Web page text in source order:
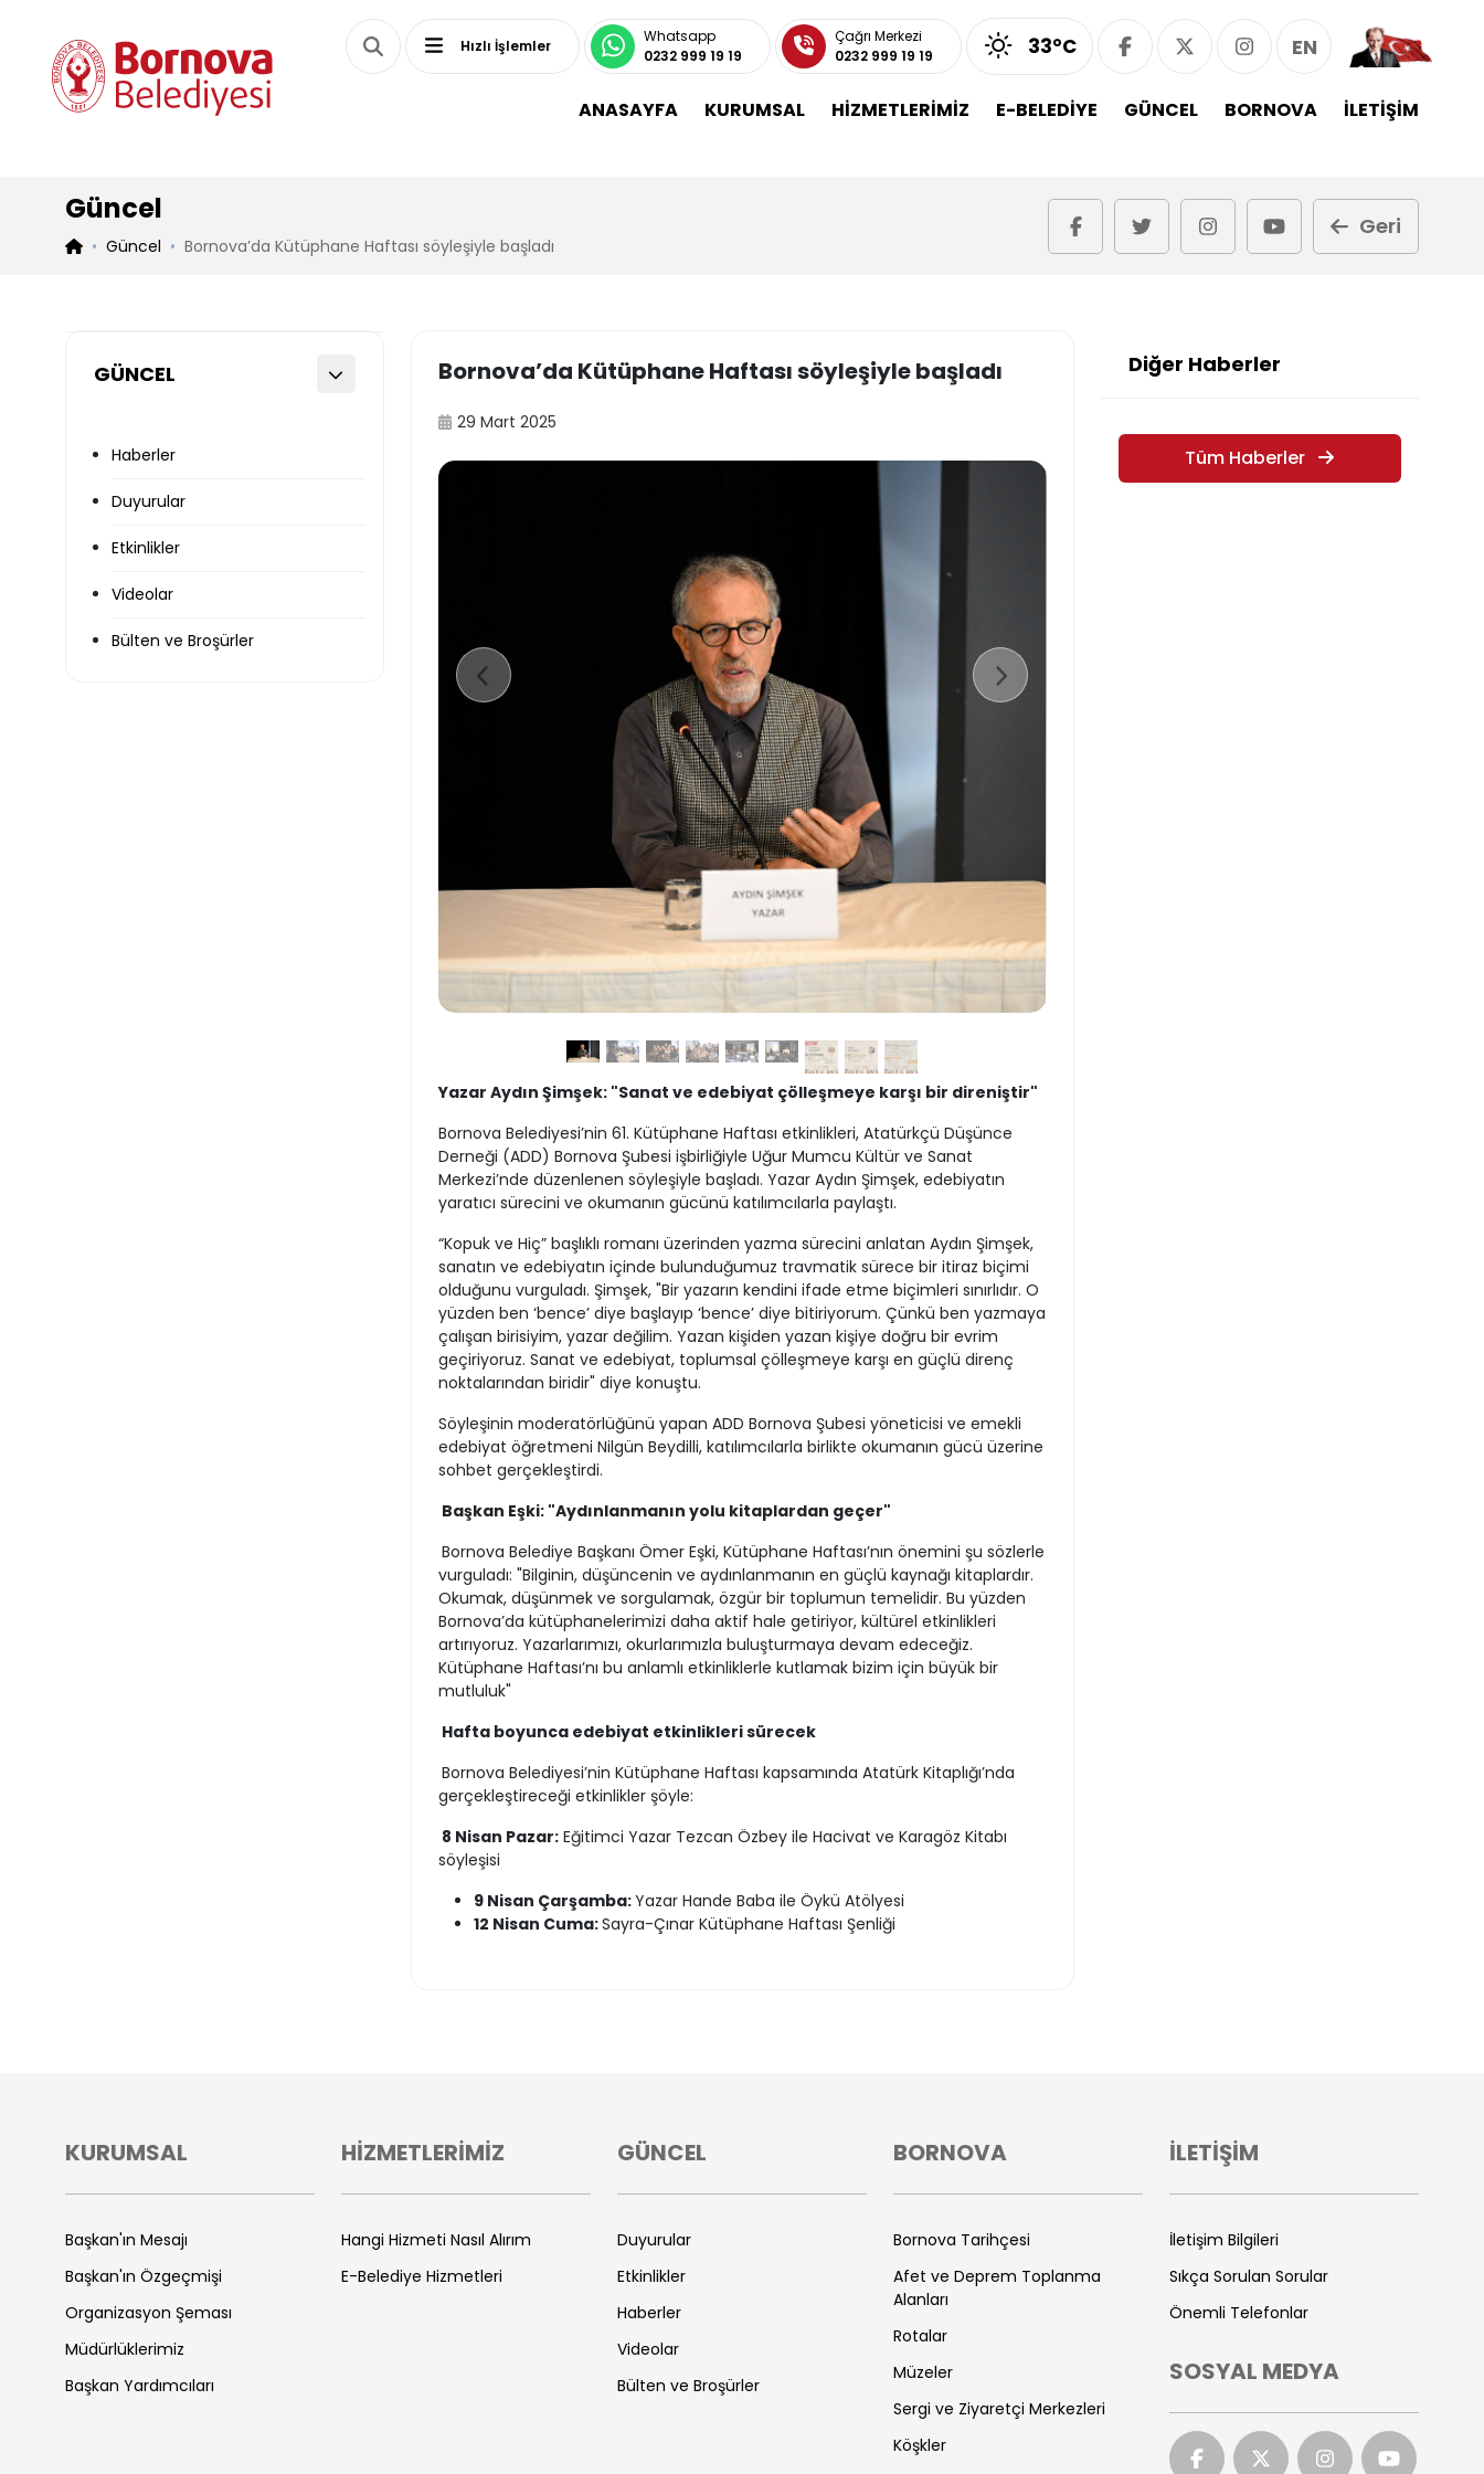
Hızlı İşlemler
Whatsapp
0232 999 19 19
Çağrı Merkezi
0232 999 19 19
33°C EN
ANASAYFA KURUMSAL HİZMETLERİMİZ E-BELEDİYE GÜNCEL BORNOVA İLETİŞİM
Güncel
Güncel Bornova’da Kütüphane Haftası söyleşiyle başladı
Geri
GÜNCEL
Haberler
Duyurular
Etkinlikler
Videolar
Bülten ve Broşürler
Bornova’da Kütüphane Haftası söyleşiyle başladı
29 Mart 2025
Yazar Aydın Şimşek: "Sanat ve edebiyat çölleşmeye karşı bir direniştir"
Bornova Belediyesi’nin 61. Kütüphane Haftası etkinlikleri, Atatürkçü Düşünce
Derneği (ADD) Bornova Şubesi işbirliğiyle Uğur Mumcu Kültür ve Sanat
Merkezi’nde düzenlenen söyleşiyle başladı. Yazar Aydın Şimşek, edebiyatın
yaratıcı sürecini ve okumanın gücünü katılımcılarla paylaştı.
“Kopuk ve Hiç” başlıklı romanı üzerinden yazma sürecini anlatan Aydın Şimşek,
sanatın ve edebiyatın içinde bulunduğumuz travmatik sürece bir itiraz biçimi
olduğunu vurguladı. Şimşek, "Bir yazarın kendini ifade etme biçimleri sınırlıdır. O
yüzden ben ‘bence’ diye başlayıp ‘bence’ diye bitiriyorum. Çünkü ben yazmaya
çalışan birisiyim, yazar değilim. Yazan kişiden yazan kişiye doğru bir evrim
geçiriyoruz. Sanat ve edebiyat, toplumsal çölleşmeye karşı en güçlü direnç
noktalarından biridir" diye konuştu.
Söyleşinin moderatörlüğünü yapan ADD Bornova Şubesi yöneticisi ve emekli
edebiyat öğretmeni Nilgün Beydilli, katılımcılarla birlikte okumanın gücü üzerine
sohbet gerçekleştirdi.
Başkan Eşki: "Aydınlanmanın yolu kitaplardan geçer"
Bornova Belediye Başkanı Ömer Eşki, Kütüphane Haftası’nın önemini şu sözlerle
vurguladı: "Bilginin, düşüncenin ve aydınlanmanın en güçlü kaynağı kitaplardır.
Okumak, düşünmek ve sorgulamak, özgür bir toplumun temelidir. Bu yüzden
Bornova’da kütüphanelerimizi daha aktif hale getiriyor, kültürel etkinlikleri
artırıyoruz. Yazarlarımızı, okurlarımızla buluşturmaya devam edeceğiz.
Kütüphane Haftası’nı bu anlamlı etkinliklerle kutlamak bizim için büyük bir
mutluluk"
Hafta boyunca edebiyat etkinlikleri sürecek
Bornova Belediyesi’nin Kütüphane Haftası kapsamında Atatürk Kitaplığı’nda
gerçekleştireceği etkinlikler şöyle:
8 Nisan Pazar:Eğitimci Yazar Tezcan Özbey ile Hacivat ve Karagöz Kitabı
söyleşisi
9 Nisan Çarşamba:Yazar Hande Baba ile Öykü Atölyesi
12 Nisan Cuma:Sayra-Çınar Kütüphane Haftası Şenliği
Diğer Haberler
Tüm Haberler
KURUMSAL
Başkan'ın Mesajı
Başkan'ın Özgeçmişi
Organizasyon Şeması
Müdürlüklerimiz
Başkan Yardımcıları
HİZMETLERİMİZ
Hangi Hizmeti Nasıl Alırım
E-Belediye Hizmetleri
GÜNCEL
Duyurular
Etkinlikler
Haberler
Videolar
Bülten ve Broşürler
BORNOVA
Bornova Tarihçesi
Afet ve Deprem Toplanma
Alanları
Rotalar
Müzeler
Sergi ve Ziyaretçi Merkezleri
Köşkler
İLETİŞİM
İletişim Bilgileri
Sıkça Sorulan Sorular
Önemli Telefonlar
SOSYAL MEDYA